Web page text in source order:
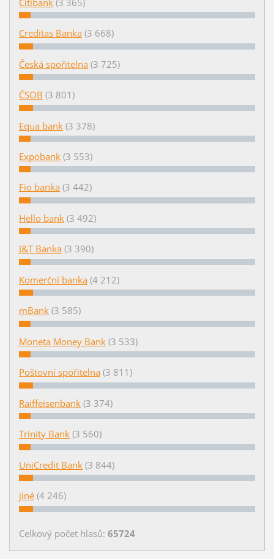
Creditas Banka (3 668)
Česká spořitelna (3 725)
ČSOB (3 801)
Equa bank (3 378)
Expobank (3 553)
Fio banka (3 442)
Hello bank (3 492)
J&T Banka (3 390)
Komerční banka (4 212)
mBank (3 585)
Moneta Money Bank (3 533)
Poštovní spořitelna (3 811)
Raiffeisenbank (3 374)
Trinity Bank (3 560)
UniCredit Bank (3 844)
jiné (4 246)
Celkový počet hlasů: 65724